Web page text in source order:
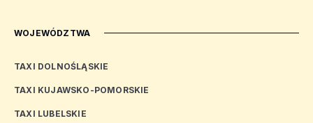
WOJEWÓDZTWA
TAXI DOLNOŚLĄSKIE
TAXI KUJAWSKO-POMORSKIE
TAXI LUBELSKIE